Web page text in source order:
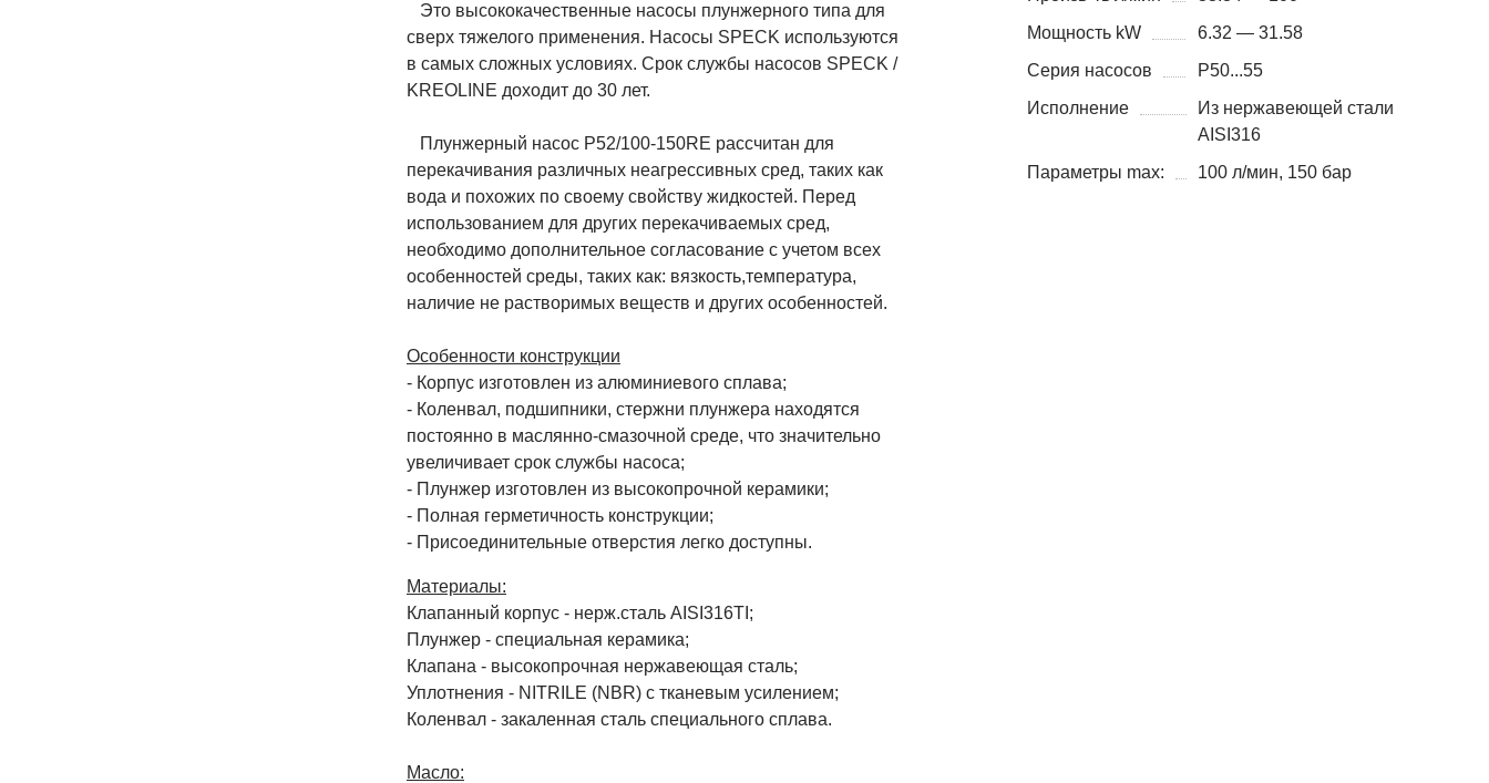
Это высококачественные насосы плунжерного типа для
сверх тяжелого применения. Насосы SPECK используются
в самых сложных условиях. Срок службы насосов SPECK /
KREOLINE доходит до 30 лет.
Плунжерный насос P52/100-150RE рассчитан для
перекачивания различных неагрессивных сред, таких как
вода и похожих по своему свойству жидкостей. Перед
использованием для других перекачиваемых сред,
необходимо дополнительное согласование с учетом всех
особенностей среды, таких как: вязкость,температура,
наличие не растворимых веществ и других особенностей.
Особенности конструкции
- Корпус изготовлен из алюминиевого сплава;
- Коленвал, подшипники, стержни плунжера находятся
постоянно в маслянно-смазочной среде, что значительно
увеличивает срок службы насоса;
- Плунжер изготовлен из высокопрочной керамики;
- Полная герметичность конструкции;
- Присоединительные отверстия легко доступны.
Материалы:
Клапанный корпус - нерж.сталь AISI316TI;
Плунжер - специальная керамика;
Клапана - высокопрочная нержавеющая сталь;
Уплотнения - NITRILE (NBR) с тканевым усилением;
Коленвал - закаленная сталь специального сплава.
Масло:
Мощность kW
6.32 — 31.58
Серия насосов
P50...55
Исполнение
Из нержавеющей стали
AISI316
Параметры max:
100 л/мин, 150 бар